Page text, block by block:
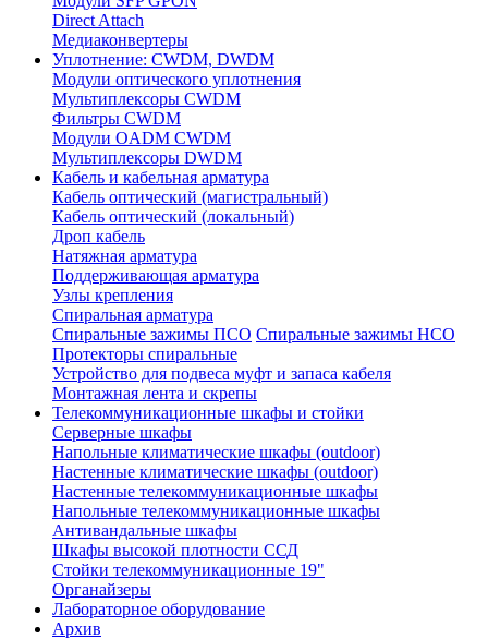
Direct Attach
Медиаконвертеры
Уплотнение: CWDM, DWDM
Модули оптического уплотнения
Мультиплексоры CWDM
Фильтры CWDM
Модули OADM CWDM
Мультиплексоры DWDM
Кабель и кабельная арматура
Кабель оптический (магистральный)
Кабель оптический (локальный)
Дроп кабель
Натяжная арматура
Поддерживающая арматура
Узлы крепления
Спиральная арматура
Спиральные зажимы ПСО Спиральные зажимы НСО
Протекторы спиральные
Устройство для подвеса муфт и запаса кабеля
Монтажная лента и скрепы
Телекоммуникационные шкафы и стойки
Серверные шкафы
Напольные климатические шкафы (outdoor)
Настенные климатические шкафы (outdoor)
Настенные телекоммуникационные шкафы
Напольные телекоммуникационные шкафы
Антивандальные шкафы
Шкафы высокой плотности ССД
Стойки телекоммуникационные 19"
Органайзеры
Лабораторное оборудование
Архив